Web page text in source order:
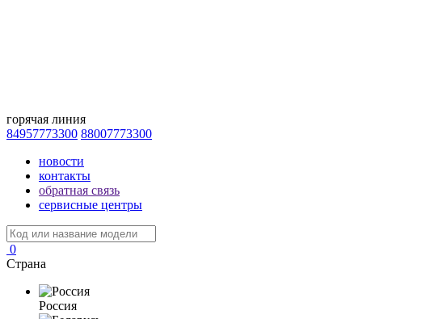
горячая линия
84957773300 88007773300
новости
контакты
обратная связь
сервисные центры
0
Страна
Россия